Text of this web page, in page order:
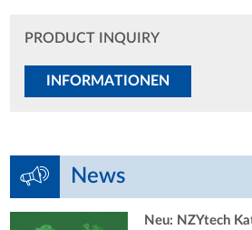
PRODUCT INQUIRY
INFORMATIONEN
News
Neu: NZYtech